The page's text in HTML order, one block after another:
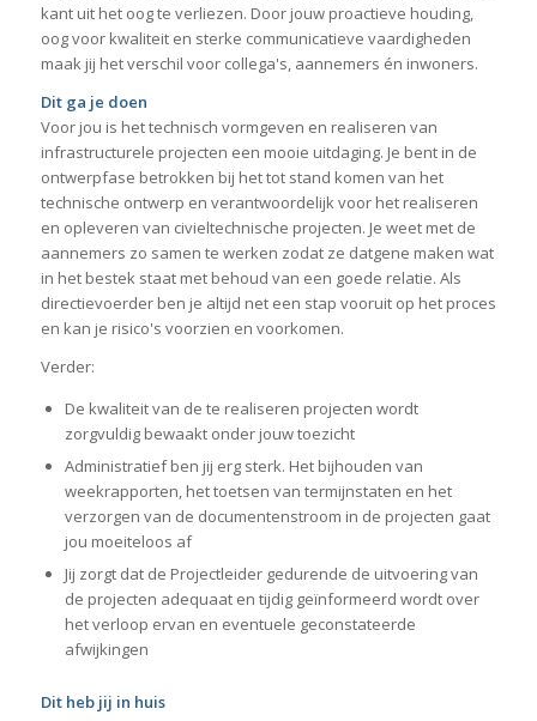
kant uit het oog te verliezen. Door jouw proactieve houding,
oog voor kwaliteit en sterke communicatieve vaardigheden
maak jij het verschil voor collega's, aannemers én inwoners.
Dit ga je doen
Voor jou is het technisch vormgeven en realiseren van
infrastructurele projecten een mooie uitdaging. Je bent in de
ontwerpfase betrokken bij het tot stand komen van het
technische ontwerp en verantwoordelijk voor het realiseren
en opleveren van civieltechnische projecten. Je weet met de
aannemers zo samen te werken zodat ze datgene maken wat
in het bestek staat met behoud van een goede relatie. Als
directievoerder ben je altijd net een stap vooruit op het proces
en kan je risico's voorzien en voorkomen.
Verder:
De kwaliteit van de te realiseren projecten wordt
zorgvuldig bewaakt onder jouw toezicht
Administratief ben jij erg sterk. Het bijhouden van
weekrapporten, het toetsen van termijnstaten en het
verzorgen van de documentenstroom in de projecten gaat
jou moeiteloos af
Jij zorgt dat de Projectleider gedurende de uitvoering van
de projecten adequaat en tijdig geïnformeerd wordt over
het verloop ervan en eventuele geconstateerde
afwijkingen
Dit heb jij in huis